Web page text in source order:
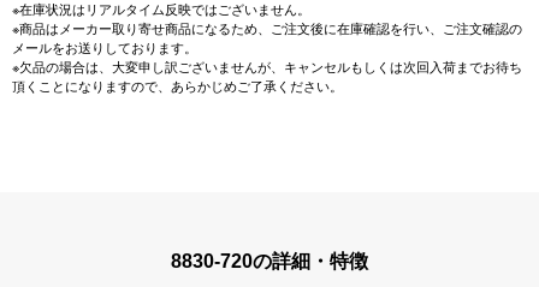
※在庫状況はリアルタイム反映ではございません。
※商品はメーカー取り寄せ商品になるため、ご注文後に在庫確認を行い、ご注文確認の
メールをお送りしております。
※欠品の場合は、大変申し訳ございませんが、キャンセルもしくは次回入荷までお待ち
頂くことになりますので、あらかじめご了承ください。
8830-720の詳細・特徴